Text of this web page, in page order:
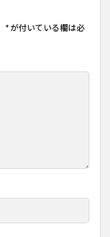
*が付いている欄は必